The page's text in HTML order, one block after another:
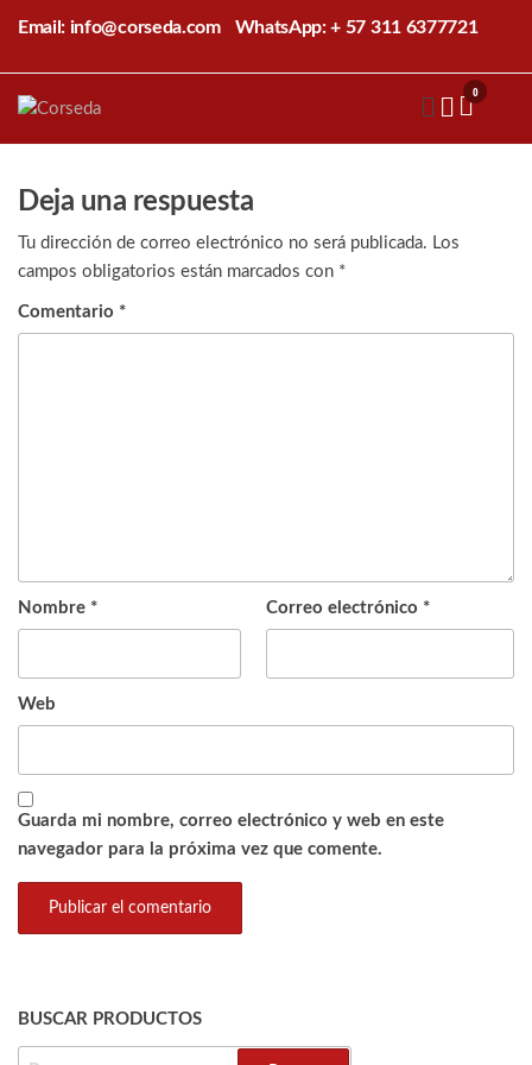
contenido
Email: info@corseda.com WhatsApp: + 57 311 6377721
sericultura
0
Deja una respuesta
Tu dirección de correo electrónico no será publicada. Los
campos obligatorios están marcados con *
Comentario *
Nombre * Correo electrónico *
Web
Guarda mi nombre, correo electrónico y web en este
navegador para la próxima vez que comente.
BUSCAR PRODUCTOS
BUSCAR: